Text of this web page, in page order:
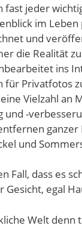
fast jeder
im
und
die Realität
ins
für Privatfotos
Vielzahl an
und -
ganzer
und
Fall, dass es
Gesicht, egal
Welt denn